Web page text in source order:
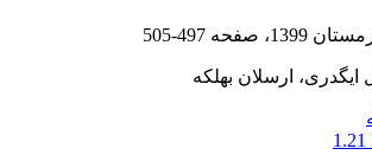
497-505
ایگدری، ارسلان بهلکه
1.21